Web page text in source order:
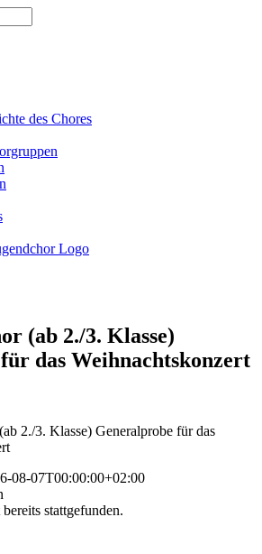
des Chores
(ab 2./3. Klasse)
das Weihnachtskonzert
2./3. Klasse) Generalprobe für das
08-07T00:00:00+02:00
stattgefunden.